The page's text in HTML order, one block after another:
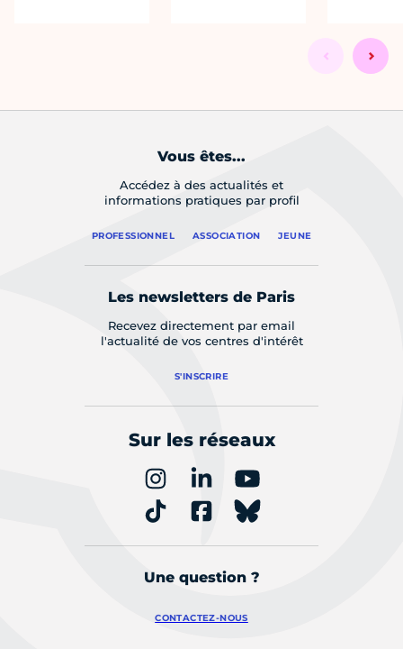
Vous êtes...
Accédez à des actualités et
informations pratiques par profil
PROFESSIONNEL ASSOCIATION JEUNE
Les newsletters de Paris
Recevez directement par email
l'actualité de vos centres d'intérêt
S'INSCRIRE
Sur les réseaux
Une question ?
CONTACTEZ-NOUS